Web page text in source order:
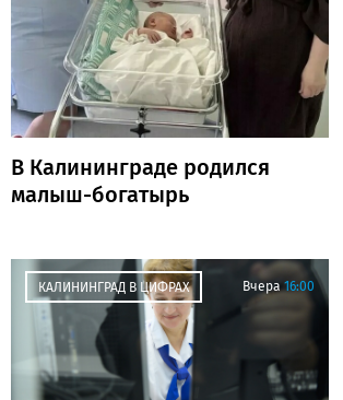
В Калининграде родился
малыш-богатырь
КАЛИНИНГРАД В ЦИФРАХ Вчера 16:00